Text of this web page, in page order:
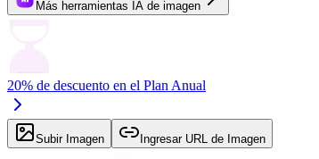
Más herramientas IA de imagen
20% de descuento en el Plan Anual
Subir Imagen Ingresar URL de Imagen